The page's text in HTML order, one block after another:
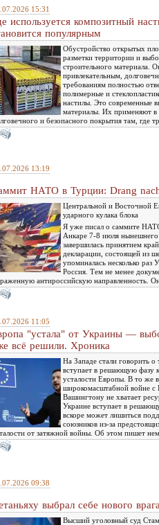
15:31
используется композитный
популярным
Обустройство открытых
разметки территории и
строительного материала.
привлекательным,
требованиям полностью
полимерные и
настилы. Это современные
материалы. Их применяют в
и безопасного покрытия там, где
13:19
НАТО в Турции: Drang
Центральной и Восточной
ударного кулака блока
Я уже писал о саммите
Анкаре 7-8 июля нынешнего
завершилась принятием
декларации, состоящей из
упоминалась несколько раз
Россия. Тем не менее
антироссийскую направленность.
11:05
"устала" от Украины —
всё решили. Хроника
На Западе стали говорить
вступает в решающую фазу
усталости Европы. В то же
широкомасштабной войне с
Вашингтону не хватает
Украине вступает в
вскоре может лишиться
союзников из-за
от затяжной войны. Об этом пишет
09:38
выбрал себе нового врага
Высший уголовный суд